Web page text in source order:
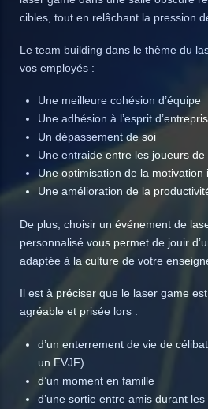
cibles, tout en relâchant la pression
Le team building dans le thème du
vos employés :
Une meilleure cohésion d’équipe
Une adhésion à l’esprit
Un dépassement de soi
Une entraide entre les joueurs
Une optimisation de la motivation
Une amélioration de la
De plus, choisir un événement de
personnalisé vous permet de jouir
adaptée à la culture de votre
Il est à préciser que le laser game
agréable et prisée lors :
d’un enterrement de vie de
un EVJF)
d’un moment en famille
d’une sortie entre amis durant